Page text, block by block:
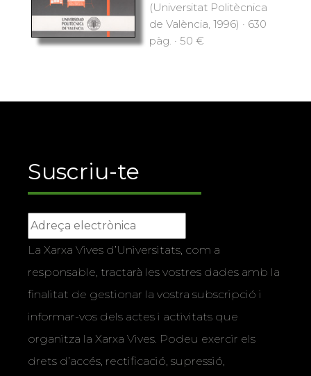
(Universitat Politècnica
de València, 1996) · 630
pàg. · 50 €
Suscriu-te
La Xarxa Vives d’Universitats, com a
responsable, tractarà les vostres dades amb la
finalitat de gestionar la vostra subscripció i
informar-vos dels actes i activitats que
organitza la Xarxa Vives. Podeu exercir els
drets d’accés, rectificació, supressió,